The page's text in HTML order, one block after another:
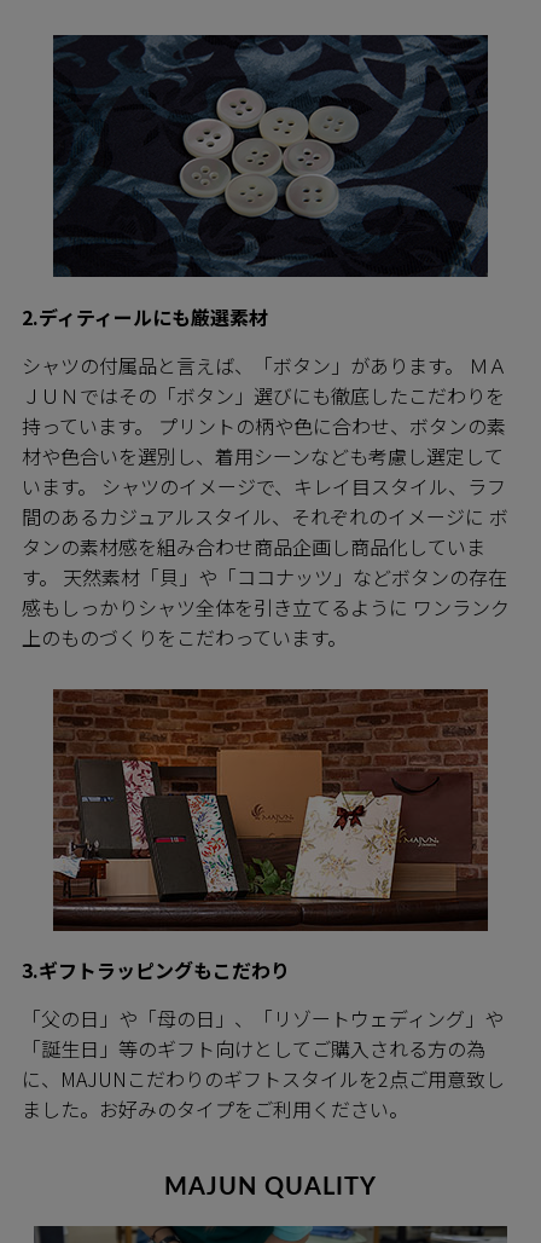
2.ディティールにも厳選素材
シャツの付属品と言えば、「ボタン」があります。 ＭＡ
ＪＵＮではその「ボタン」選びにも徹底したこだわりを
持っています。 プリントの柄や色に合わせ、ボタンの素
材や色合いを選別し、着用シーンなども考慮し選定して
います。 シャツのイメージで、キレイ目スタイル、ラフ
間のあるカジュアルスタイル、それぞれのイメージに ボ
タンの素材感を組み合わせ商品企画し商品化していま
す。 天然素材「貝」や「ココナッツ」などボタンの存在
感もしっかりシャツ全体を引き立てるように ワンランク
上のものづくりをこだわっています。
3.ギフトラッピングもこだわり
「父の日」や「母の日」、「リゾートウェディング」や
「誕生日」等のギフト向けとしてご購入される方の為
に、MAJUNこだわりのギフトスタイルを2点ご用意致し
ました。お好みのタイプをご利用ください。
MAJUN QUALITY